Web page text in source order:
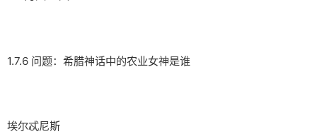
1.7.6 问题：希腊神话中的农业女神是谁
埃尔忒尼斯